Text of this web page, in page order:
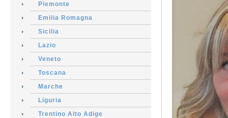
Piemonte
Emilia Romagna
Sicilia
Lazio
Veneto
Toscana
Marche
Liguria
Trentino Alto Adige